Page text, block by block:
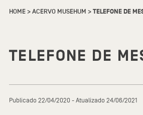
HOME>ACERVO MUSEHUM >TELEFONE DE
TELEFONE DE
Publicado 22/04/2020 - Atualizado 24/06/2021